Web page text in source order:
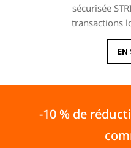
sécurisée
transactions
-10 % de